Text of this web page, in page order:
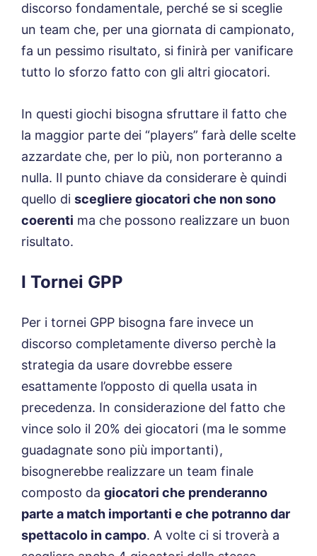
discorso fondamentale, perché se si sceglie
un team che, per una giornata di campionato,
fa un pessimo risultato, si finirà per vanificare
tutto lo sforzo fatto con gli altri giocatori.
In questi giochi bisogna sfruttare il fatto che
la maggior parte dei “players” farà delle scelte
azzardate che, per lo più, non porteranno a
nulla. Il punto chiave da considerare è quindi
quello di scegliere giocatori che non sono
coerenti ma che possono realizzare un buon
risultato.
I Tornei GPP
Per i tornei GPP bisogna fare invece un
discorso completamente diverso perchè la
strategia da usare dovrebbe essere
esattamente l’opposto di quella usata in
precedenza. In considerazione del fatto che
vince solo il 20% dei giocatori (ma le somme
guadagnate sono più importanti),
bisognerebbe realizzare un team finale
composto da giocatori che prenderanno
parte a match importanti e che potranno dar
spettacolo in campo. A volte ci si troverà a